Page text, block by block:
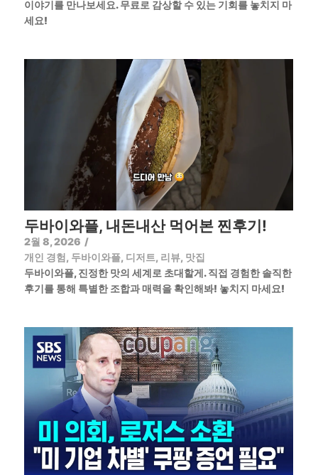
이야기를 만나보세요. 무료로 감상할 수 있는 기회를 놓치지 마
세요!
두바이와플, 내돈내산 먹어본 찐후기!
2월 8, 2026 /
개인 경험, 두바이와플, 디저트, 리뷰, 맛집
두바이와플, 진정한 맛의 세계로 초대할게. 직접 경험한 솔직한
후기를 통해 특별한 조합과 매력을 확인해봐! 놓치지 마세요!